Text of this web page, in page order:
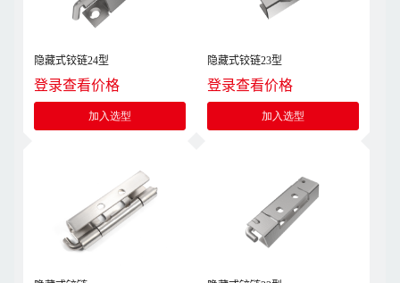
隐藏式铰链24型
登录查看价格
加入选型
隐藏式铰链23型
登录查看价格
加入选型